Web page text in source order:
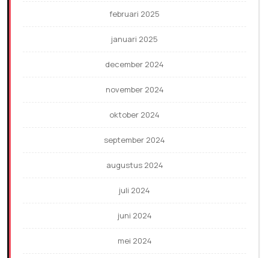
februari 2025
januari 2025
december 2024
november 2024
oktober 2024
september 2024
augustus 2024
juli 2024
juni 2024
mei 2024